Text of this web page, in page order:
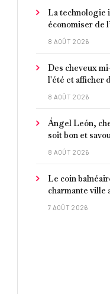
La technologie
économiser de
8 AOÛT 2026
Des cheveux
l'été et afficher
8 AOÛT 2026
Ángel León,
soit bon et
du robinet »
8 AOÛT 2026
Le coin
charmante ville
sur la
7 AOÛT 2026